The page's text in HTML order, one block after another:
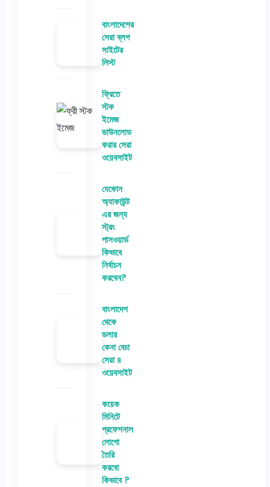
বাংলাদেশের
সেরা ব্লগ
সাইটের
লিস্ট
ফ্রিতে
স্টক
ইমেজ
ডাউনলোড
করার সেরা
ওয়েবসাইট
যেকোন
অ্যাকাউন্ট
এর জন্য
স্ট্রং
পাসওয়ার্ড
কিভাবে
নির্বাচন
করবেন?
বাংলাদেশ
থেকে
ডলার
কেনা বেচা
সেরা ৪
ওয়েবসাইট
কয়েক
মিনিটে
প্রফেশনাল
লোগো
তৈরি
করবো
কিভাবে ?